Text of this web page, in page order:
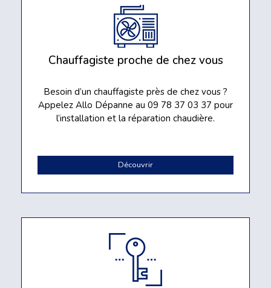
Chauffagiste proche de chez vous
Besoin d’un chauffagiste près de chez vous ?
Appelez Allo Dépanne au 09 78 37 03 37 pour
l’installation et la réparation chaudière.
Découvrir